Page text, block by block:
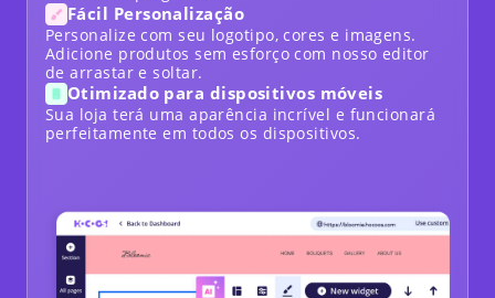
Fácil Personalização
Personalize com seu logotipo, cores e imagens.
Adicione produtos sem esforço com nosso editor
de arrastar e soltar.
Otimizado para dispositivos móveis
Sua loja terá uma aparência incrível e funcionará
perfeitamente em todos os dispositivos.